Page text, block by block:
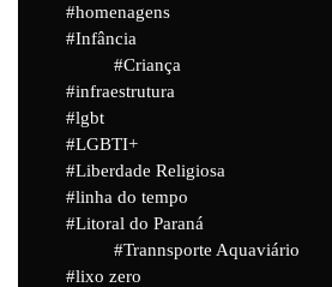
homenagens
Infância
Criança
infraestrutura
lgbt
LGBTI+
Liberdade Religiosa
linha do tempo
Litoral do Paraná
Trannsporte Aquaviário
lixo zero